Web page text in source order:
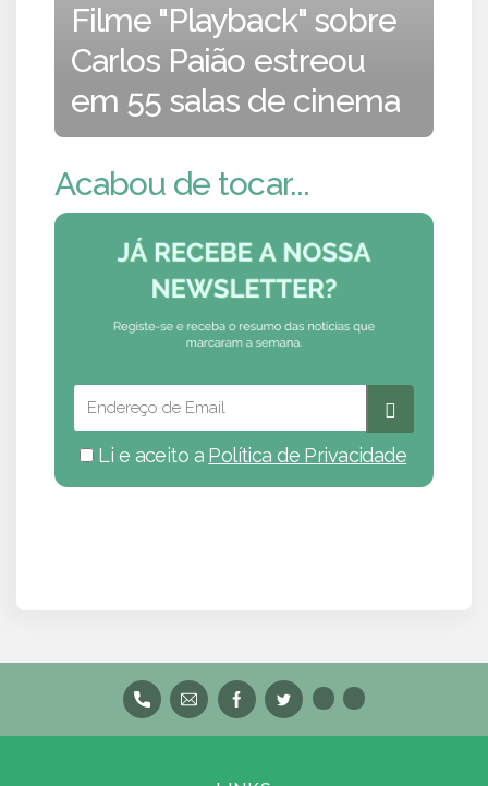
Filme "Playback" sobre
Carlos Paião estreou
em 55 salas de cinema
Acabou de tocar...
Li e aceito a Política de Privacidade